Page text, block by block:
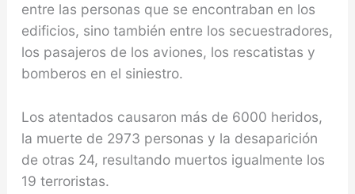
entre las personas que se encontraban en los
edificios, sino también entre los secuestradores,
los pasajeros de los aviones, los rescatistas y
bomberos en el siniestro.
Los atentados causaron más de 6000 heridos,
la muerte de 2973 personas y la desaparición
de otras 24, resultando muertos igualmente los
19 terroristas.